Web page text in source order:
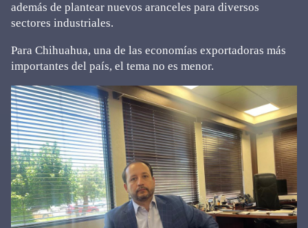
además de plantear nuevos aranceles para diversos
sectores industriales.
Para Chihuahua, una de las economías exportadoras más
importantes del país, el tema no es menor.